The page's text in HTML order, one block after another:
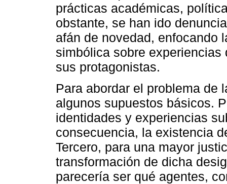
prácticas académicas,
obstante, se han ido
afán de novedad, enfocando
simbólica sobre
sus protagonistas.
Para abordar el problema de
algunos supuestos básicos.
identidades y experiencias
consecuencia, la existencia
Tercero, para una mayor
transformación de dicha
parecería ser qué agentes,